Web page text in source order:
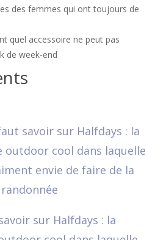
des femmes qui ont toujours de
quel accessoire ne peut pas
de week-end
sur Halfdays : la